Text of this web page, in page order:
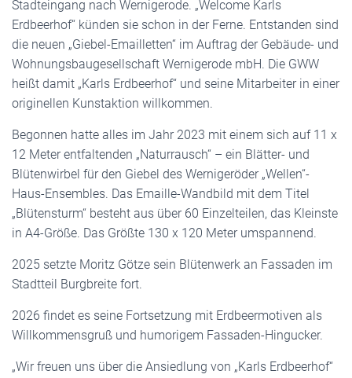
Stadteingang nach Wernigerode. „Welcome Karls
Erdbeerhof“ künden sie schon in der Ferne. Entstanden sind
die neuen „Giebel-Emailletten“ im Auftrag der Gebäude- und
Wohnungsbaugesellschaft Wernigerode mbH. Die GWW
heißt damit „Karls Erdbeerhof“ und seine Mitarbeiter in einer
originellen Kunstaktion willkommen.
Begonnen hatte alles im Jahr 2023 mit einem sich auf 11 x
12 Meter entfaltenden „Naturrausch“ ­– ein Blätter- und
Blütenwirbel für den Giebel des Wernigeröder „Wellen“-
Haus-Ensembles. Das Emaille-Wandbild mit dem Titel
„Blütensturm“ besteht aus über 60 Einzelteilen, das Kleinste
in A4-Größe. Das Größte 130 x 120 Meter umspannend.
2025 setzte Moritz Götze sein Blütenwerk an Fassaden im
Stadtteil Burgbreite fort.
2026 findet es seine Fortsetzung mit Erdbeermotiven als
Willkommensgruß und humorigem Fassaden-Hingucker.
„Wir freuen uns über die Ansiedlung von „Karls Erdbeerhof“